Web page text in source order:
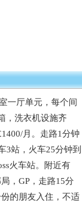
一厅单元，每个间
，洗衣机设施齐
月。走路1分钟
3站，火车25分钟到
火车站。附近有
，GP，走路15分
的朋友入住，不适